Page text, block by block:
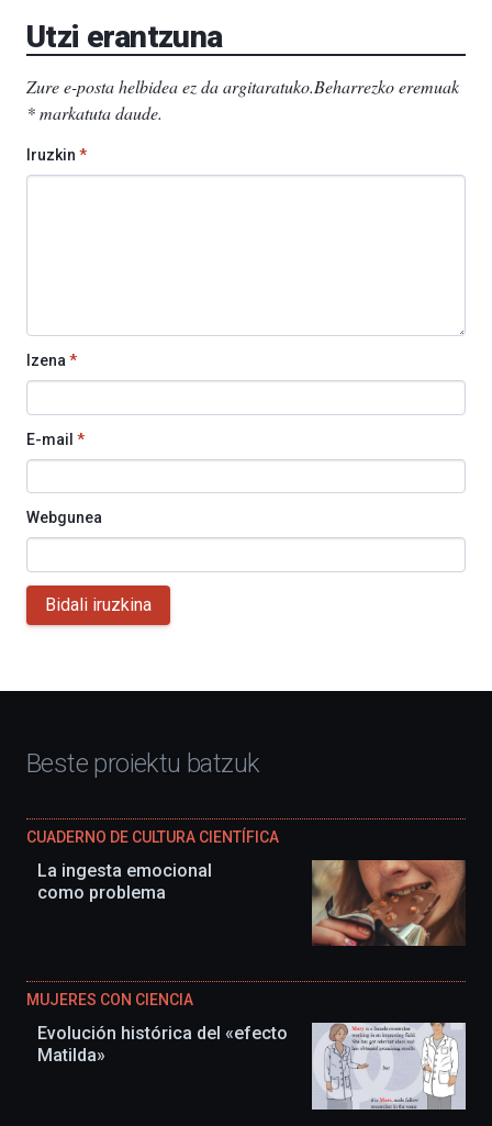
Utzi erantzuna
Zure e-posta helbidea ez da argitaratuko.Beharrezko eremuak
*markatuta daude.
Iruzkin *
Izena *
E-mail *
Webgunea
Bidali iruzkina
Beste proiektu batzuk
CUADERNO DE CULTURA CIENTÍFICA
La ingesta emocional
como problema
MUJERES CON CIENCIA
Evolución histórica del «efecto
Matilda»